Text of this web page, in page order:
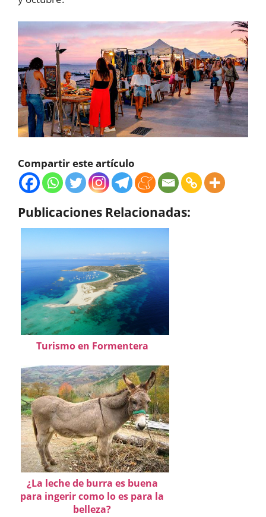
Compartir este artículo
Publicaciones Relacionadas:
Turismo en Formentera
¿La leche de burra es buena
para ingerir como lo es para la
belleza?